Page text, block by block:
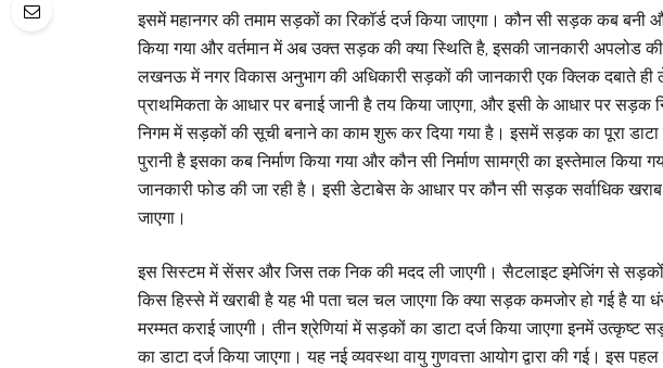
इसमें महानगर की तमाम सड़कों का रिकॉर्ड दर्ज किया जाएगा। कौन सी सड़क कब
किया गया और वर्तमान में अब उक्त सड़क की क्या स्थिति है, इसकी जानकारी अपलोड
लखनऊ में नगर विकास अनुभाग की अधिकारी सड़कों की जानकारी एक क्लिक दबाते
प्राथमिकता के आधार पर बनाई जानी है तय किया जाएगा, और इसी के आधार पर सड़क
निगम में सड़कों की सूची बनाने का काम शुरू कर दिया गया है। इसमें सड़क का पूरा डाटा
पुरानी है इसका कब निर्माण किया गया और कौन सी निर्माण सामग्री का इस्तेमाल किया
जानकारी फोड की जा रही है। इसी डेटाबेस के आधार पर कौन सी सड़क सर्वाधिक खराब
जाएगा।
इस सिस्टम में सेंसर और जिस तक निक की मदद ली जाएगी। सैटलाइट इमेजिंग से
किस हिस्से में खराबी है यह भी पता चल चल जाएगा कि क्या सड़क कमजोर हो गई है
मरम्मत कराई जाएगी। तीन श्रेणियां में सड़कों का डाटा दर्ज किया जाएगा इनमें
का डाटा दर्ज किया जाएगा। यह नई व्यवस्था वायु गुणवत्ता आयोग द्वारा की गई। इस